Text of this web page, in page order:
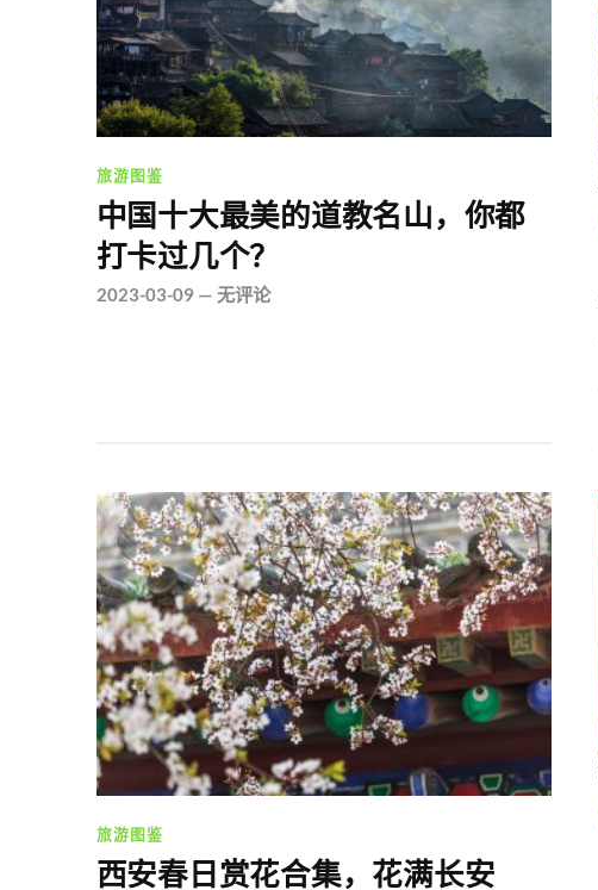
旅游图鉴
中国十大最美的道教名山，你都
打卡过几个？
2023-03-09— 无评论
旅游图鉴
西安春日赏花合集，花满长安